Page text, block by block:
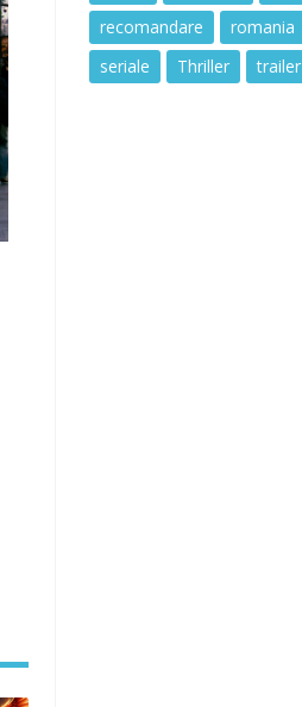
recomandare
romania
seriale
Thriller trailer